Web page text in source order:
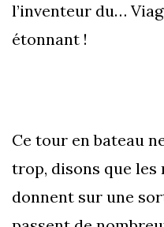
l’inventeur du…
étonnant !
Ce tour en bateau
trop, disons que les
donnent sur une